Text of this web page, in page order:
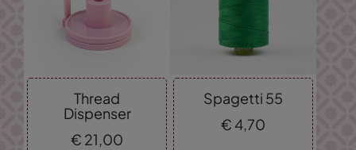
Thread
Dispenser
€ 21,00
Spagetti 55
€ 4,70